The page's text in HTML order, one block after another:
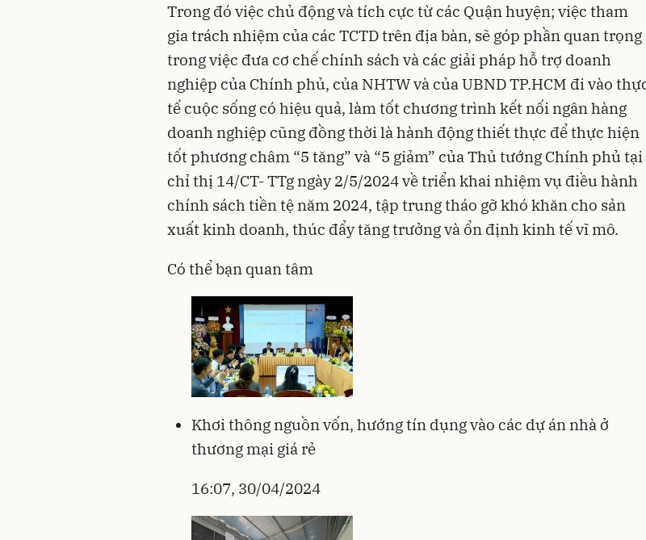
Trong đó việc chủ động và tích cực từ các Quận huyện; việc tham
gia trách nhiệm của các TCTD trên địa bàn, sẽ góp phần quan trọng
trong việc đưa cơ chế chính sách và các giải pháp hỗ trợ doanh
nghiệp của Chính phủ, của NHTW và của UBND TP.HCM đi vào
tế cuộc sống có hiệu quả, làm tốt chương trình kết nối ngân hàng
doanh nghiệp cũng đồng thời là hành động thiết thực để thực hiện
tốt phương châm “5 tăng” và “5 giảm” của Thủ tướng Chính phủ tại
chỉ thị 14/CT- TTg ngày 2/5/2024 về triển khai nhiệm vụ điều hành
chính sách tiền tệ năm 2024, tập trung tháo gỡ khó khăn cho sản
xuất kinh doanh, thúc đẩy tăng trưởng và ổn định kinh tế vĩ mô.
Có thể bạn quan tâm
Khơi thông nguồn vốn, hướng tín dụng vào các dự án nhà ở
thương mại giá rẻ
16:07, 30/04/2024